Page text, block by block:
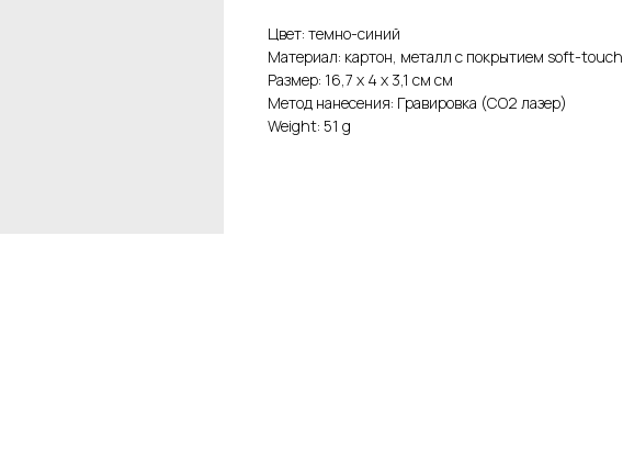
Цвет: темно-синий
Материал: картон, металл с покрытием soft-touch
Размер: 16,7 х 4 х 3,1 см см
Метод нанесения: Гравировка (CO2 лазер)
Weight: 51 g